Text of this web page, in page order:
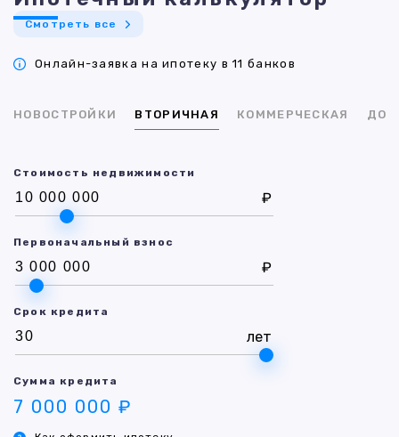
Смотреть все
Онлайн-заявка на ипотеку в 11 банков
НОВОСТРОЙКИ ВТОРИЧНАЯ КОММЕРЧЕСКАЯ ДОМ
Стоимость недвижимости
₽
Первоначальный взнос
₽
Срок кредита
лет
Сумма кредита
7 000 000 ₽